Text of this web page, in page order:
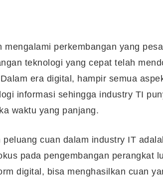
perkembangan yang
teknologi yang cepat telah
era digital, hampir semua
informasi sehingga industry TI
waktu yang panjang.
cuan dalam industry IT
pada pengembangan perangkat
digital, bisa menghasilkan cuan